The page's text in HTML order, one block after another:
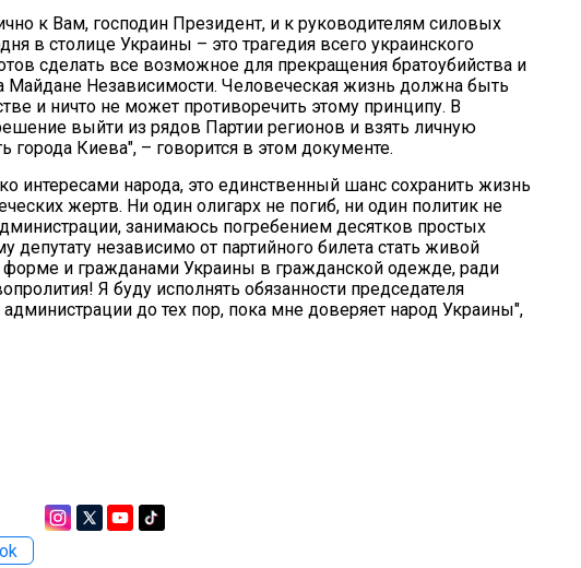
к Вам, господин Президент, и к руководителям силовых
в столице Украины – это трагедия всего украинского
сделать все возможное для прекращения братоубийства и
Майдане Независимости. Человеческая жизнь должна быть
и ничто не может противоречить этому принципу. В
выйти из рядов Партии регионов и взять личную
города Киева", – говорится в этом документе.
интересами народа, это единственный шанс сохранить жизнь
жертв. Ни один олигарх не погиб, ни один политик не
занимаюсь погребением десятков простых
независимо от партийного билета стать живой
и гражданами Украины в гражданской одежде, ради
Я буду исполнять обязанности председателя
до тех пор, пока мне доверяет народ Украины",